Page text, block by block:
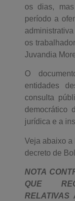
os dias,
período a
os
Juvandia
O
entidades
consulta
democrático
jurídica e a
Veja abaixo a
decreto de
NOTA
QUE
RELATIVAS